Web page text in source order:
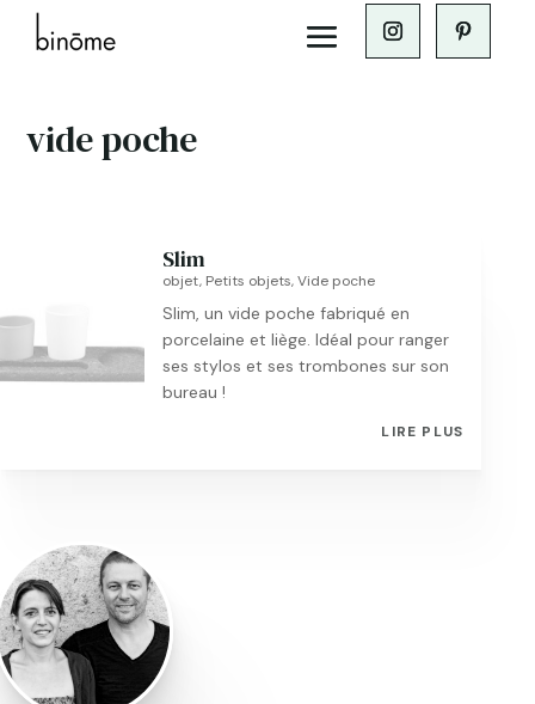
vide poche
Slim
objet, Petits objets,Vide poche
Slim, un vide poche fabriqué en
porcelaine et liège. Idéal pour ranger
ses stylos et ses trombones sur son
bureau !
LIRE PLUS